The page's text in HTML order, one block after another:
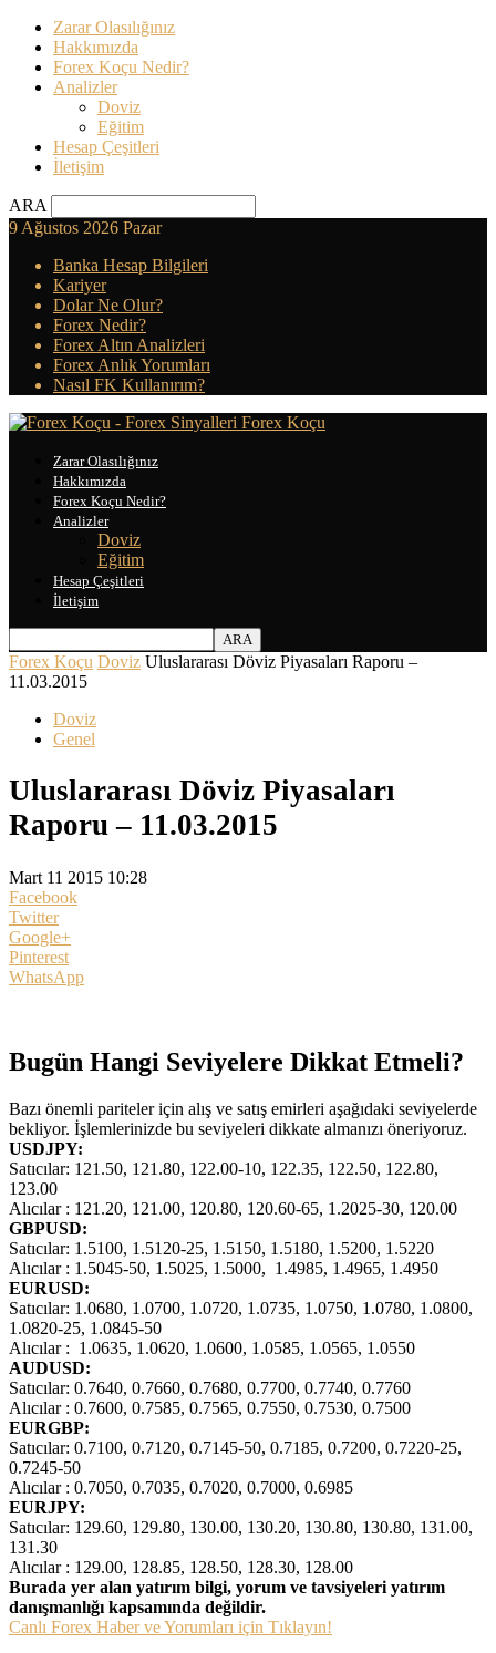
Zarar Olasılığınız
Hakkımızda
Forex Koçu Nedir?
Analizler
Doviz
Eğitim
Hesap Çeşitleri
İletişim
ARA
9 Ağustos 2026 Pazar
Banka Hesap Bilgileri
Kariyer
Dolar Ne Olur?
Forex Nedir?
Forex Altın Analizleri
Forex Anlık Yorumları
Nasıl FK Kullanırım?
Forex Koçu
Zarar Olasılığınız
Hakkımızda
Forex Koçu Nedir?
Analizler
Doviz
Eğitim
Hesap Çeşitleri
İletişim
Forex Koçu Doviz Uluslararası Döviz Piyasaları Raporu –
11.03.2015
Doviz
Genel
Uluslararası Döviz Piyasaları
Raporu – 11.03.2015
Mart 11 2015 10:28
Facebook
Twitter
Google+
Pinterest
WhatsApp
Bugün Hangi Seviyelere Dikkat Etmeli?
Bazı önemli pariteler için alış ve satış emirleri aşağıdaki seviyelerde
bekliyor. İşlemlerinizde bu seviyeleri dikkate almanızı öneriyoruz.
USDJPY:
Satıcılar: 121.50, 121.80, 122.00-10, 122.35, 122.50, 122.80,
123.00
Alıcılar : 121.20, 121.00, 120.80, 120.60-65, 1.2025-30, 120.00
GBPUSD:
Satıcılar: 1.5100, 1.5120-25, 1.5150, 1.5180, 1.5200, 1.5220
Alıcılar : 1.5045-50, 1.5025, 1.5000, 1.4985, 1.4965, 1.4950
EURUSD:
Satıcılar: 1.0680, 1.0700, 1.0720, 1.0735, 1.0750, 1.0780, 1.0800,
1.0820-25, 1.0845-50
Alıcılar : 1.0635, 1.0620, 1.0600, 1.0585, 1.0565, 1.0550
AUDUSD:
Satıcılar: 0.7640, 0.7660, 0.7680, 0.7700, 0.7740, 0.7760
Alıcılar : 0.7600, 0.7585, 0.7565, 0.7550, 0.7530, 0.7500
EURGBP:
Satıcılar: 0.7100, 0.7120, 0.7145-50, 0.7185, 0.7200, 0.7220-25,
0.7245-50
Alıcılar : 0.7050, 0.7035, 0.7020, 0.7000, 0.6985
EURJPY:
Satıcılar: 129.60, 129.80, 130.00, 130.20, 130.80, 130.80, 131.00,
131.30
Alıcılar : 129.00, 128.85, 128.50, 128.30, 128.00
Burada yer alan yatırım bilgi, yorum ve tavsiyeleri yatırım
danışmanlığı kapsamında değildir.
Canlı Forex Haber ve Yorumları için Tıklayın!